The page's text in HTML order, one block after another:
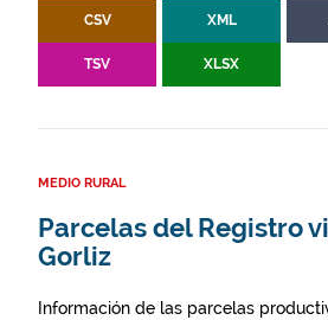
CSV XML
TSV XLSX
MEDIO RURAL
Parcelas del Registro
Gorliz
Información de las parcelas